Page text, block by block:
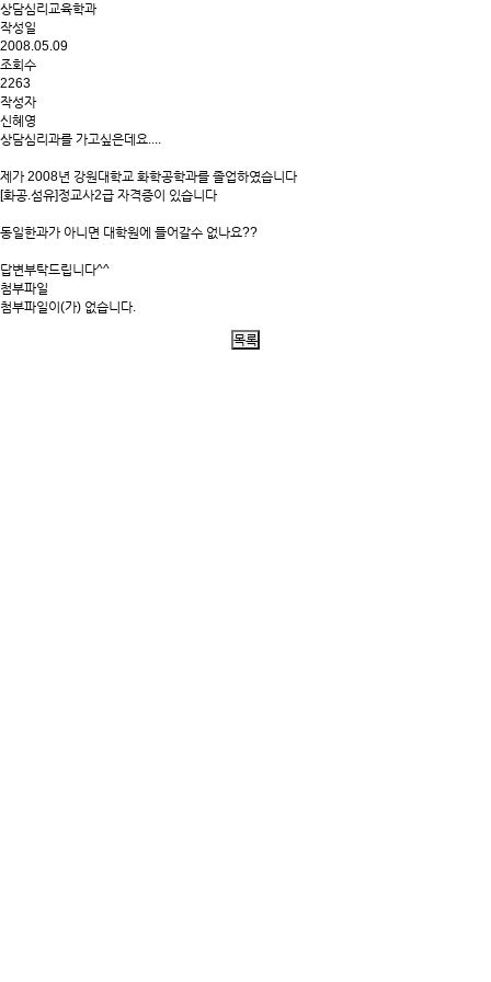
상담심리교육학과
작성일
2008.05.09
조회수
2263
작성자
신혜영
상담심리과를 가고싶은데요....
제가 2008년 강원대학교 화학공학과를 졸업하였습니다
[화공.섬유]정교사2급 자격증이 있습니다
동일한과가 아니면 대학원에 들어갈수 없나요??
답변부탁드립니다^^
첨부파일
첨부파일이(가) 없습니다.